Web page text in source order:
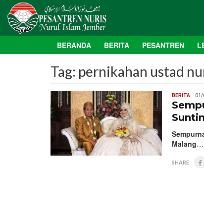
BERANDA BERITA PESANTREN
Tag: pernikahan ustad
BERITA 01/
Malang…
SHARE